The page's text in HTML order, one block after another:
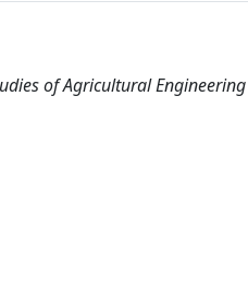
of Agricultural